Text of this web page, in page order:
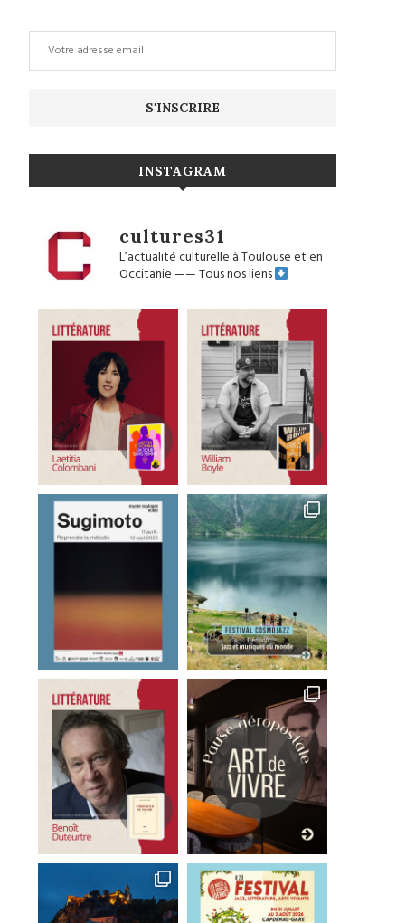
INSTAGRAM
cultures31
L’actualité culturelle à Toulouse et en
Occitanie——Tous nos liens